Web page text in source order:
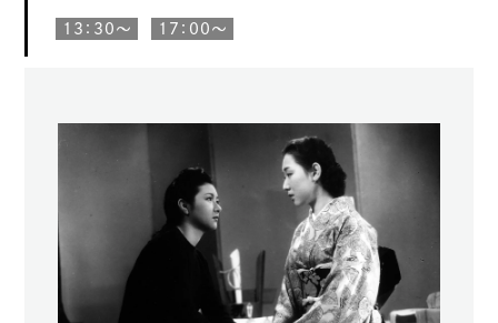
13：30〜 17：00〜